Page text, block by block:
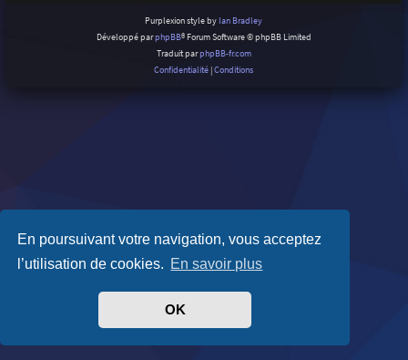
En poursuivant votre navigation, vous acceptez
l’utilisation de cookies. En savoir plus
OK
Purplexion style by Ian Bradley
Développé parphpBB® Forum Software © phpBB Limited
Traduit parphpBB-fr.com
Confidentialité |Conditions